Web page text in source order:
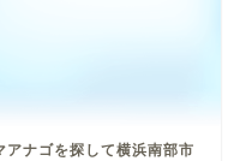
アナゴを探して横浜南部市